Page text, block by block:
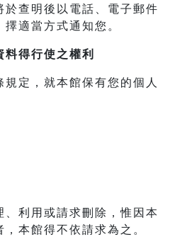
於查明後以電話、電子郵件
適當方式通知您。
得行使之權利
定，就本館保有您的個人
、利用或請求刪除，惟因本
本館得不依請求為之。